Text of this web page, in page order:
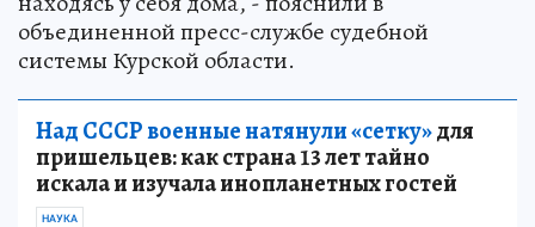
объединенной пресс-службе судебной
системы Курской области.
Над СССР военные натянули «сетку»для
пришельцев: как страна 13 лет тайно
искала и изучала инопланетных гостей
НАУКА